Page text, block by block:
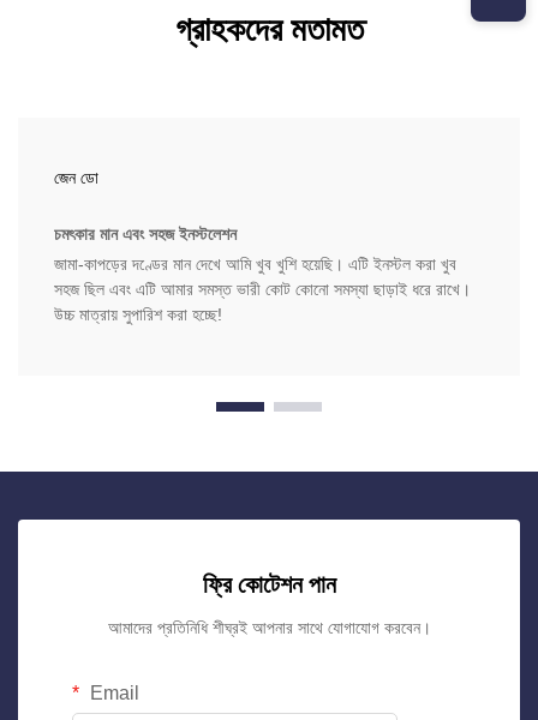
গ্রাহকদের মতামত
জেন ডো
চমৎকার মান এবং সহজ ইনস্টলেশন
জামা-কাপড়ের দণ্ডের মান দেখে আমি খুব খুশি হয়েছি। এটি ইনস্টল করা খুব
সহজ ছিল এবং এটি আমার সমস্ত ভারী কোট কোনো সমস্যা ছাড়াই ধরে রাখে।
উচ্চ মাত্রায় সুপারিশ করা হচ্ছে!
ফ্রি কোটেশন পান
আমাদের প্রতিনিধি শীঘ্রই আপনার সাথে যোগাযোগ করবেন।
Email